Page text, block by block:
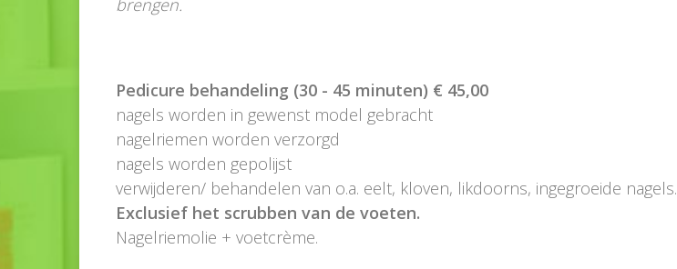
brengen.
Pedicure behandeling (30 - 45 minuten) € 45,00
nagels worden in gewenst model gebracht
nagelriemen worden verzorgd
nagels worden gepolijst
verwijderen/ behandelen van o.a. eelt, kloven, likdoorns, ingegroeide nagels.
Exclusief het scrubben van de voeten.
Nagelriemolie + voetcrème.